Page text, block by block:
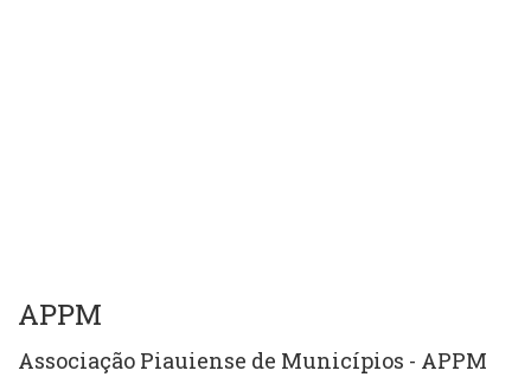
APPM
Associação Piauiense de Municípios - APPM